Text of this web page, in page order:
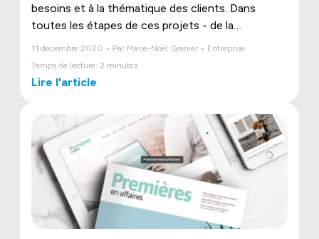
besoins et à la thématique des clients. Dans
toutes les étapes de ces projets - de la
des membres de notre équipe afin d'illustrer et
11 décembre 2020 • Par Marie-Noël Grenier • Entreprise
Temps de lecture: 2 minutes
Lire l'article